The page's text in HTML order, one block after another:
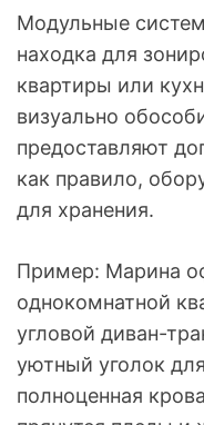
Модульные
находка для
квартиры или
визуально
предоставляют
как правило,
для хранения.
Пример: Марина
однокомнатной
угловой диван-
уютный уголок
полноценная